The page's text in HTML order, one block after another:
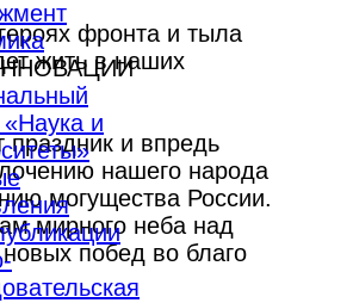
«Наука и
фронта и тыла
жить в наших
праздник и впредь
нашего народа
могущества России.
мирного неба над
побед во благо